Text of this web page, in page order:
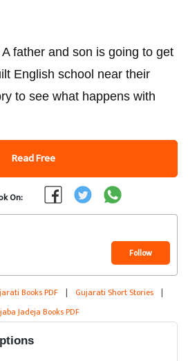
father and son is going to get
English school near their
to see what happens with
Read Free
On:
Follow
Books PDF | Gujarati Short Stories |
Jadeja Books PDF